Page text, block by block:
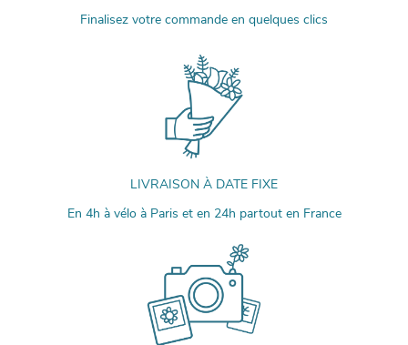
Finalisez votre commande en quelques clics
LIVRAISON À DATE FIXE
En 4h à vélo à Paris et en 24h partout en France